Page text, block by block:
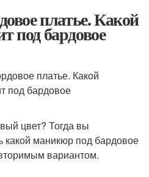
платье. Какой
под бардовое
цвет? Тогда вы
маникюр под бардовое
вариантом.